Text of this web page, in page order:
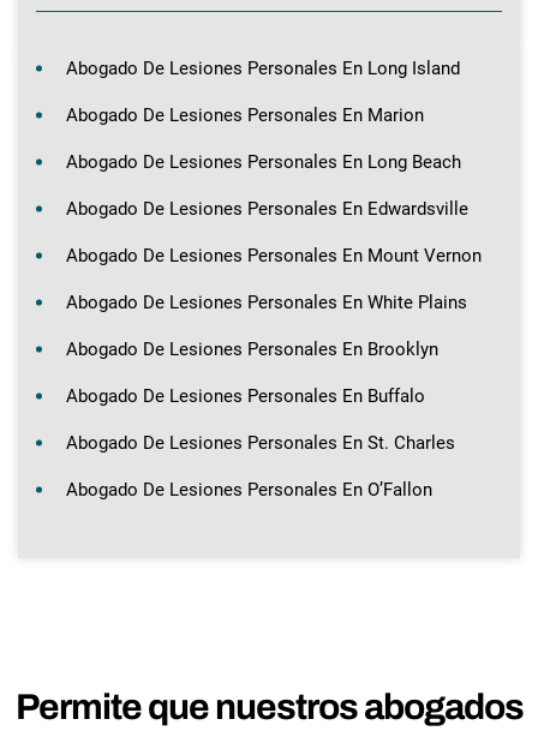
Abogado De Lesiones Personales En Long Island
Abogado De Lesiones Personales En Marion
Abogado De Lesiones Personales En Long Beach
Abogado De Lesiones Personales En Edwardsville
Abogado De Lesiones Personales En Mount Vernon
Abogado De Lesiones Personales En White Plains
Abogado De Lesiones Personales En Brooklyn
Abogado De Lesiones Personales En Buffalo
Abogado De Lesiones Personales En St. Charles
Abogado De Lesiones Personales En O’Fallon
Permite que nuestros abogados